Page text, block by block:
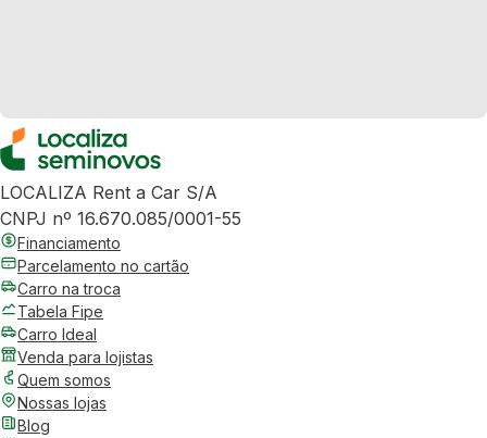
LOCALIZA Rent a Car S/A
CNPJ nº 16.670.085/0001-55
Financiamento
Parcelamento no cartão
Carro na troca
Tabela Fipe
Carro Ideal
Venda para lojistas
Quem somos
Nossas lojas
Blog